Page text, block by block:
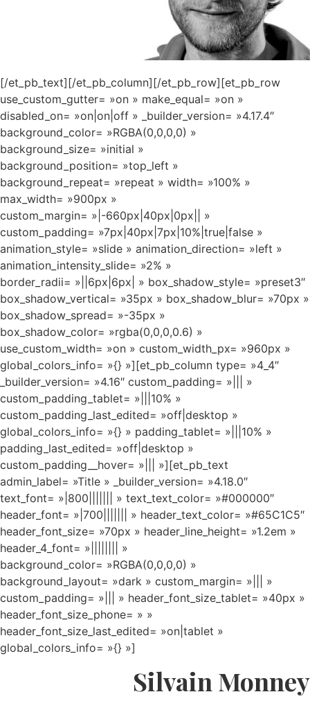
[/et_pb_text][/et_pb_column][/et_pb_row][et_pb_row
use_custom_gutter= »on » make_equal= »on »
disabled_on= »on|on|off » _builder_version= »4.17.4″
background_color= »RGBA(0,0,0,0) »
background_size= »initial »
background_position= »top_left »
background_repeat= »repeat » width= »100% »
max_width= »900px »
custom_margin= »|-660px|40px|0px|| »
custom_padding= »7px|40px|7px|10%|true|false »
animation_style= »slide » animation_direction= »left »
animation_intensity_slide= »2% »
border_radii= »||6px|6px| » box_shadow_style= »preset3″
box_shadow_vertical= »35px » box_shadow_blur= »70px »
box_shadow_spread= »-35px »
box_shadow_color= »rgba(0,0,0,0.6) »
use_custom_width= »on » custom_width_px= »960px »
global_colors_info= »{} »][et_pb_column type= »4_4″
_builder_version= »4.16″ custom_padding= »||| »
custom_padding_tablet= »|||10% »
custom_padding_last_edited= »off|desktop »
global_colors_info= »{} » padding_tablet= »|||10% »
padding_last_edited= »off|desktop »
custom_padding__hover= »||| »][et_pb_text
admin_label= »Title » _builder_version= »4.18.0″
text_font= »|800||||||| » text_text_color= »#000000″
header_font= »|700||||||| » header_text_color= »#65C1C5″
header_font_size= »70px » header_line_height= »1.2em »
header_4_font= »|||||||| »
background_color= »RGBA(0,0,0,0) »
background_layout= »dark » custom_margin= »||| »
custom_padding= »||| » header_font_size_tablet= »40px »
header_font_size_phone= » »
header_font_size_last_edited= »on|tablet »
global_colors_info= »{} »]
Silvain Monney